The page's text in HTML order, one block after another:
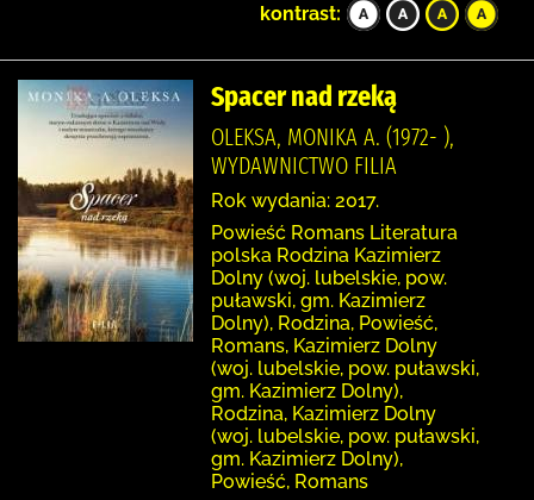
kontrast:
Spacer nad rzeką
OLEKSA, MONIKA A. (1972- ),
WYDAWNICTWO FILIA
Rok wydania: 2017.
Powieść Romans Literatura
polska Rodzina Kazimierz
Dolny (woj. lubelskie, pow.
puławski, gm. Kazimierz
Dolny), Rodzina, Powieść,
Romans, Kazimierz Dolny
(woj. lubelskie, pow. puławski,
gm. Kazimierz Dolny),
Rodzina, Kazimierz Dolny
(woj. lubelskie, pow. puławski,
gm. Kazimierz Dolny),
Powieść, Romans